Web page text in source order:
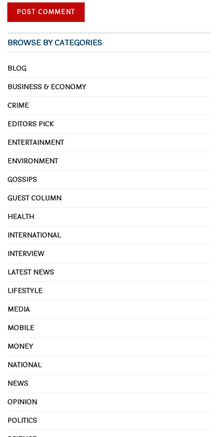
BROWSE BY CATEGORIES
BLOG
BUSINESS & ECONOMY
CRIME
EDITORS PICK
ENTERTAINMENT
ENVIRONMENT
GOSSIPS
GUEST COLUMN
HEALTH
INTERNATIONAL
INTERVIEW
LATEST NEWS
LIFESTYLE
MEDIA
MOBILE
MONEY
NATIONAL
NEWS
OPINION
POLITICS